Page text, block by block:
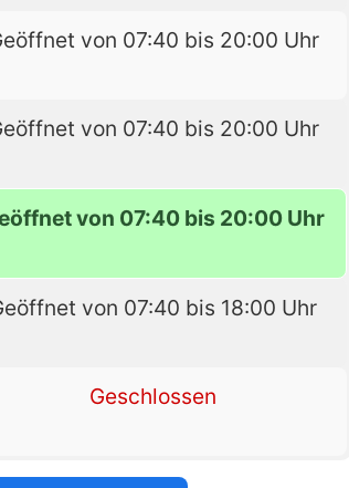
von 07:40 bis 20:00 Uhr
von 07:40 bis 20:00 Uhr
von 07:40 bis 20:00 Uhr
von 07:40 bis 18:00 Uhr
Geschlossen